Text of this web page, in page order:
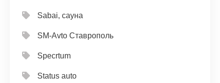
Sabai, сауна
SM-Avto Ставрополь
Specrtum
Status auto